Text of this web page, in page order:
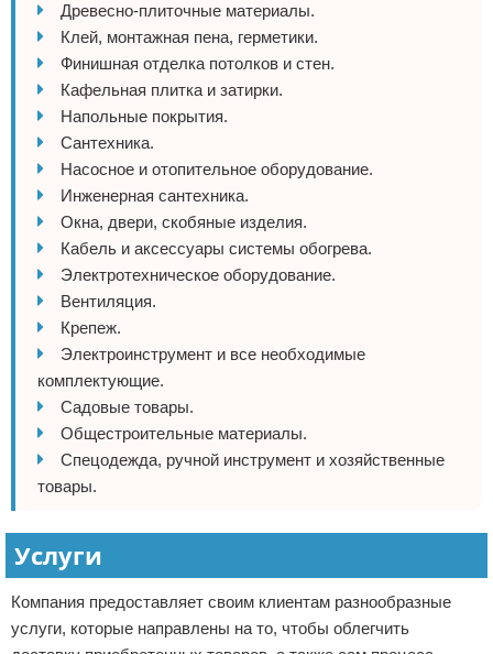
Древесно-плиточные материалы.
Клей, монтажная пена, герметики.
Финишная отделка потолков и стен.
Кафельная плитка и затирки.
Напольные покрытия.
Сантехника.
Насосное и отопительное оборудование.
Инженерная сантехника.
Окна, двери, скобяные изделия.
Кабель и аксессуары системы обогрева.
Электротехническое оборудование.
Вентиляция.
Крепеж.
Электроинструмент и все необходимые
комплектующие.
Садовые товары.
Общестроительные материалы.
Спецодежда, ручной инструмент и хозяйственные
товары.
Услуги
Компания предоставляет своим клиентам разнообразные
услуги, которые направлены на то, чтобы облегчить